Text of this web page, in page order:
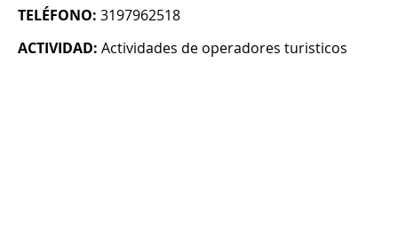
TELÉFONO: 3197962518
ACTIVIDAD: Actividades de operadores turisticos